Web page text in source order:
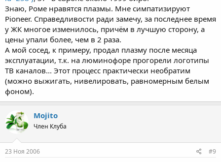
Знаю, Роме нравятся плазмы. Мне симпатизируют
Pioneer. Справедливости ради замечу, за последнее время
у ЖК многое изменилось, причём в лучшую сторону, а
цены упали более, чем в 2 раза.
А мой сосед, к примеру, продал плазму после месяца
эксплуатации, т.к. на люминофоре прогорели логотипы
ТВ каналов... Этот процесс практически необратим
(можно выжигать, нивелировать, равномерным белым
фоном).
Mojito
Член Клуба
23 Ноя 2006 #9